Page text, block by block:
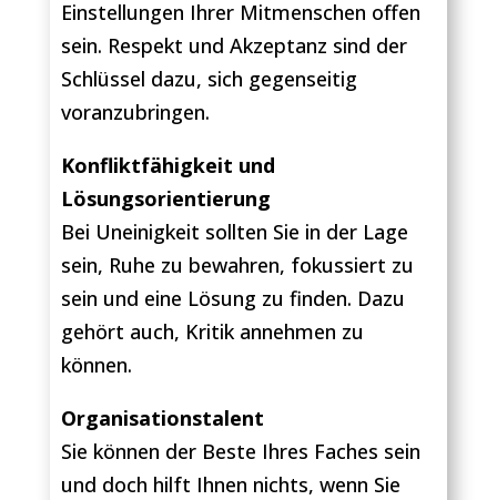
Einstellungen Ihrer Mitmenschen offen
sein. Respekt und Akzeptanz sind der
Schlüssel dazu, sich gegenseitig
voranzubringen.
Konfliktfähigkeit und
Lösungsorientierung
Bei Uneinigkeit sollten Sie in der Lage
sein, Ruhe zu bewahren, fokussiert zu
sein und eine Lösung zu finden. Dazu
gehört auch, Kritik annehmen zu
können.
Organisationstalent
Sie können der Beste Ihres Faches sein
und doch hilft Ihnen nichts, wenn Sie